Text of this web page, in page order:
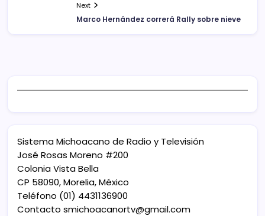
Next
Marco Hernández correrá Rally sobre nieve
Sistema Michoacano de Radio y Televisión
José Rosas Moreno #200
Colonia Vista Bella
CP 58090, Morelia, México
Teléfono (01) 4431136900
Contacto smichoacanortv@gmail.com